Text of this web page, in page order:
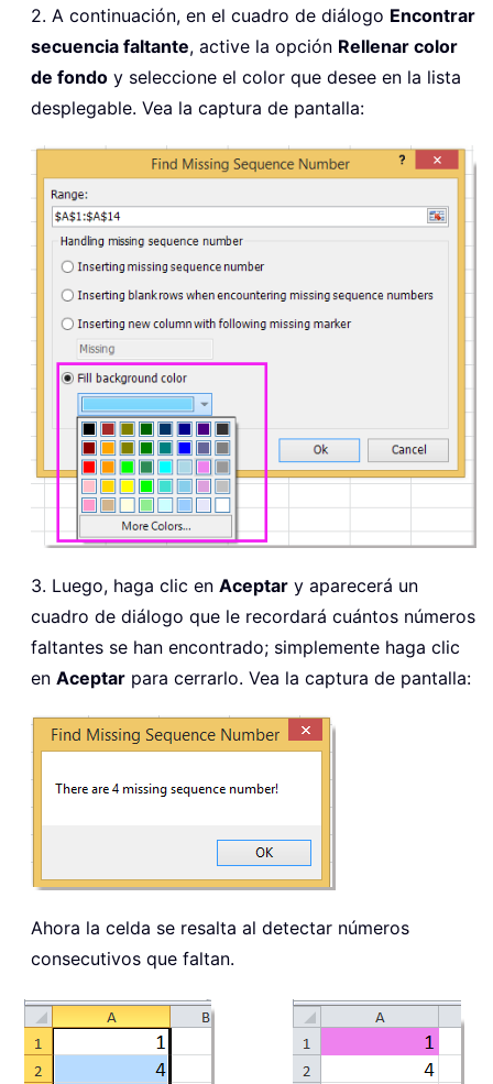
2. A continuación, en el cuadro de diálogo Encontrar
secuencia faltante, active la opción Rellenar color
de fondo y seleccione el color que desee en la lista
desplegable. Vea la captura de pantalla:
3. Luego, haga clic en Aceptar y aparecerá un
cuadro de diálogo que le recordará cuántos números
faltantes se han encontrado; simplemente haga clic
en Aceptar para cerrarlo. Vea la captura de pantalla:
Ahora la celda se resalta al detectar números
consecutivos que faltan.